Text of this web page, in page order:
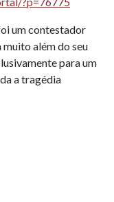
um contestador
além do seu
para um
a tragédia